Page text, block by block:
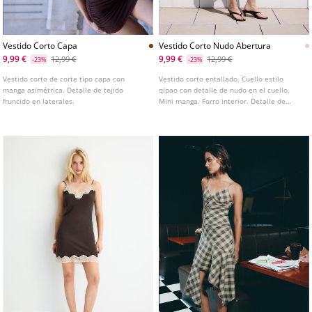
Vestido Corto Capa
9,99 €
-23% 12,99 €
Vestido corto de corte tipo capa con
manga asimétrica. Detalle de tejido
fruncido en laterales.
Vestido Corto Nudo Abertura
9,99 €
-23% 12,99 €
Vestido corto entallado. Cuello estilo
qipao con detalle de nudo en el cuello.
Mini manga. Forro interior. Detalle de